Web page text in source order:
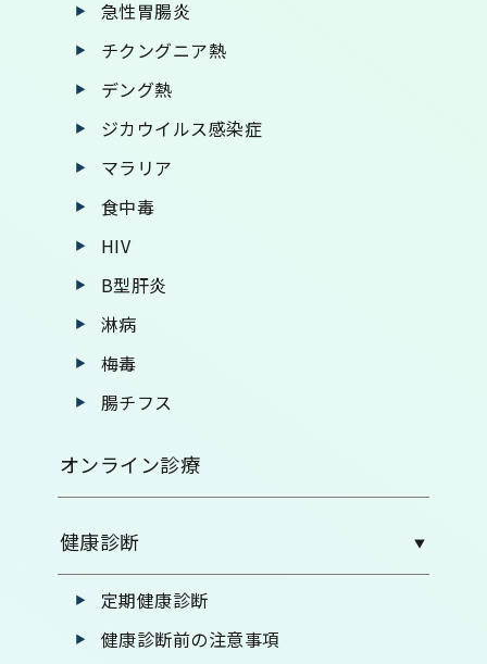
急性胃腸炎
チクングニア熱
デング熱
ジカウイルス感染症
マラリア
食中毒
HIV
B型肝炎
淋病
梅毒
腸チフス
オンライン診療
健康診断
定期健康診断
健康診断前の注意事項